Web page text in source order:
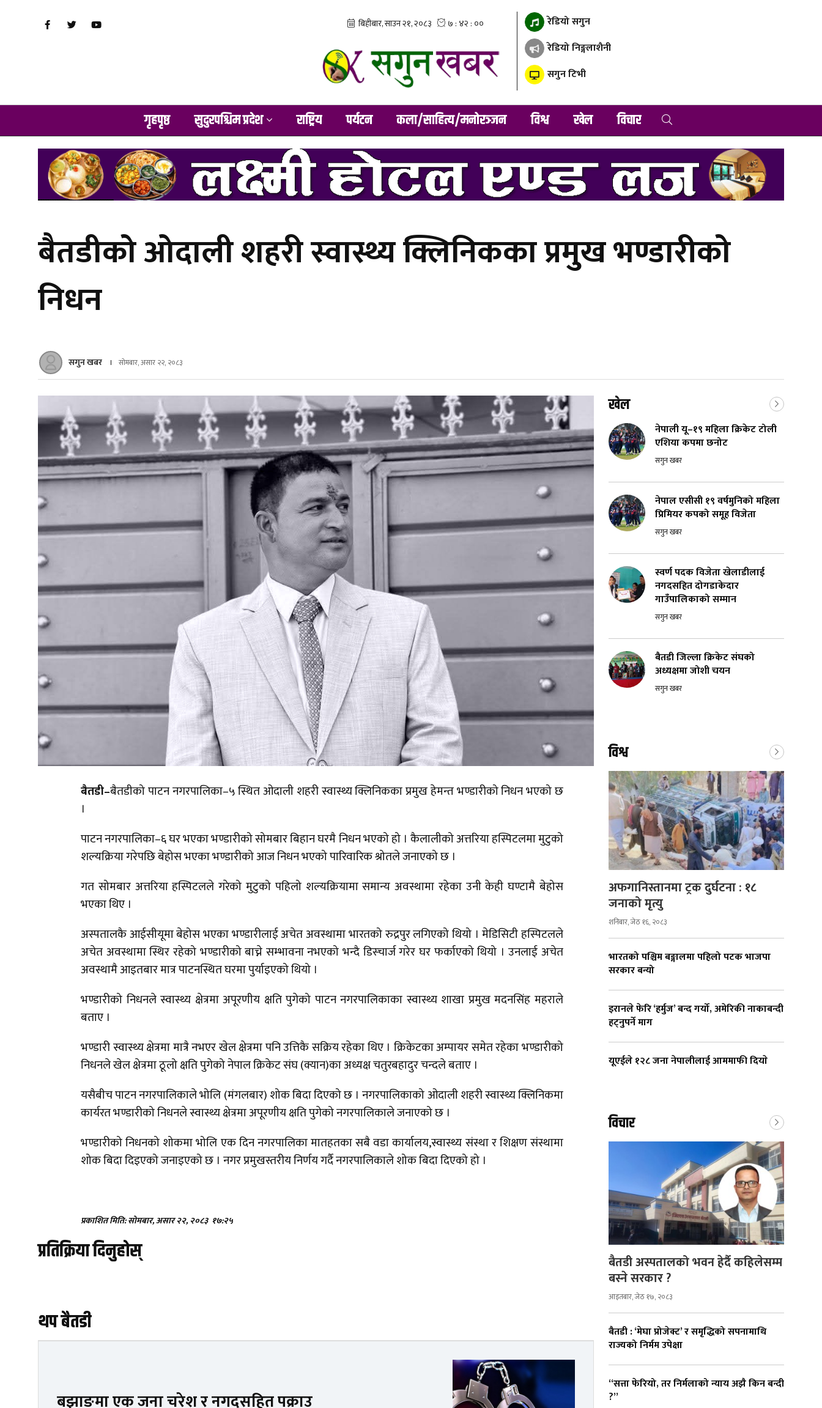
रेडियो सगुन
रेडियो निङ्गलाशैनी
सगुन टिभी
गृहपृष्ठ सुदुरपश्चिम प्रदेश राष्ट्रिय पर्यटन कला/साहित्य/मनोरञ्जन विश्व खेल विचार
बैतडीको ओदाली शहरी स्वास्थ्य क्लिनिकका प्रमुख भण्डारीको
निधन
सगुन खबर सोमबार, असार २२, २०८३
बैतडी–बैतडीको पाटन नगरपालिका–५ स्थित ओदाली शहरी स्वास्थ्य क्लिनिकका प्रमुख हेमन्त भण्डारीको निधन भएको छ
।
पाटन नगरपालिका–६ घर भएका भण्डारीको सोमबार बिहान घरमै निधन भएको हो । कैलालीको अत्तरिया हस्पिटलमा मुटुको
शल्यक्रिया गरेपछि बेहोस भएका भण्डारीको आज निधन भएको पारिवारिक श्रोतले जनाएको छ ।
गत सोमबार अत्तरिया हस्पिटलले गरेको मुटुको पहिलो शल्यक्रियामा समान्य अवस्थामा रहेका उनी केही घण्टामै बेहोस
भएका थिए ।
अस्पतालकै आईसीयूमा बेहोस भएका भण्डारीलाई अचेत अवस्थामा भारतको रुद्रपुर लगिएको थियो । मेडिसिटी हस्पिटलले
अचेत अवस्थामा स्थिर रहेको भण्डारीको बाच्ने सम्भावना नभएको भन्दै डिस्चार्ज गरेर घर फर्काएको थियो । उनलाई अचेत
अवस्थामै आइतबार मात्र पाटनस्थित घरमा पुर्याइएको थियो ।
भण्डारीको निधनले स्वास्थ्य क्षेत्रमा अपूरणीय क्षति पुगेको पाटन नगरपालिकाका स्वास्थ्य शाखा प्रमुख मदनसिंह महराले
बताए ।
भण्डारी स्वास्थ्य क्षेत्रमा मात्रै नभएर खेल क्षेत्रमा पनि उत्तिकै सक्रिय रहेका थिए । क्रिकेटका अम्पायर समेत रहेका भण्डारीको
निधनले खेल क्षेत्रमा ठूलो क्षति पुगेको नेपाल क्रिकेट संघ (क्यान)का अध्यक्ष चतुरबहादुर चन्दले बताए ।
यसैबीच पाटन नगरपालिकाले भोलि (मंगलबार) शोक बिदा दिएको छ । नगरपालिकाको ओदाली शहरी स्वास्थ्य क्लिनिकमा
कार्यरत भण्डारीको निधनले स्वास्थ्य क्षेत्रमा अपूरणीय क्षति पुगेको नगरपालिकाले जनाएको छ ।
भण्डारीको निधनको शोकमा भोलि एक दिन नगरपालिका मातहतका सबै वडा कार्यालय,स्वास्थ्य संस्था र शिक्षण संस्थामा
शोक बिदा दिइएको जनाइएको छ । नगर प्रमुखस्तरीय निर्णय गर्दै नगरपालिकाले शोक बिदा दिएको हो ।
प्रकाशित मिति: सोमबार, असार २२, २०८३ १७:२५
प्रतिक्रिया दिनुहोस्
थप बैतडी
बझाङमा एक जना चरेश र नगदसहित पक्राउ
खेल
नेपाली यू–१९ महिला क्रिकेट टोली
एशिया कपमा छनोट
सगुन खबर
नेपाल एसीसी १९ वर्षमुनिको महिला
प्रिमियर कपको समूह विजेता
सगुन खबर
स्वर्ण पदक विजेता खेलाडीलाई
नगदसहित दोगडाकेदार
गाउँपालिकाको सम्मान
सगुन खबर
बैतडी जिल्ला क्रिकेट संघको
अध्यक्षमा जोशी चयन
सगुन खबर
विश्व
अफगानिस्तानमा ट्रक दुर्घटना : १८
जनाको मृत्यु
शनिबार, जेठ १६, २०८३
भारतको पश्चिम बङ्गालमा पहिलो पटक भाजपा
सरकार बन्यो
इरानले फेरि ‘हर्मुज’ बन्द गर्यो, अमेरिकी नाकाबन्दी
हट्नुपर्ने माग
यूएईले १२८ जना नेपालीलाई आममाफी दियाे
विचार
बैतडी अस्पतालको भवन हेर्दै कहिलेसम्म
बस्ने सरकार ?
आइतबार, जेठ १७, २०८३
बैतडी : ‘मेघा प्रोजेक्ट’ र समृद्धिको सपनामाथि
राज्यको निर्मम उपेक्षा
“सत्ता फेरियो, तर निर्मलाको न्याय अझै किन बन्दी
?”